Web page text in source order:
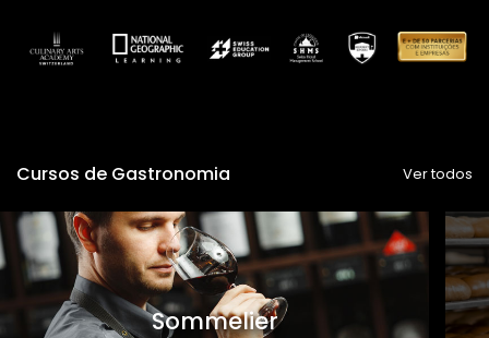
Cursos de Gastronomia Ver todos
Sommelier